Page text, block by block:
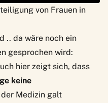
von Frauen in
.. da wäre noch ein
gesprochen wird:
hier zeigt sich, dass
keine
Medizin galt